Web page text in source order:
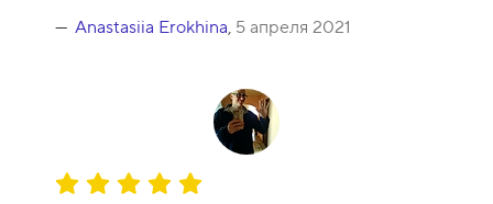
Anastasiia Erokhina, 5 апреля 2021
О